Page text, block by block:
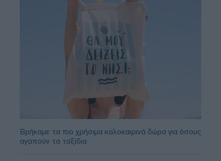
Βρήκαμε τα πιο χρήσιμα καλοκαιρινά δώρα για όσους
αγαπούν τα ταξίδια